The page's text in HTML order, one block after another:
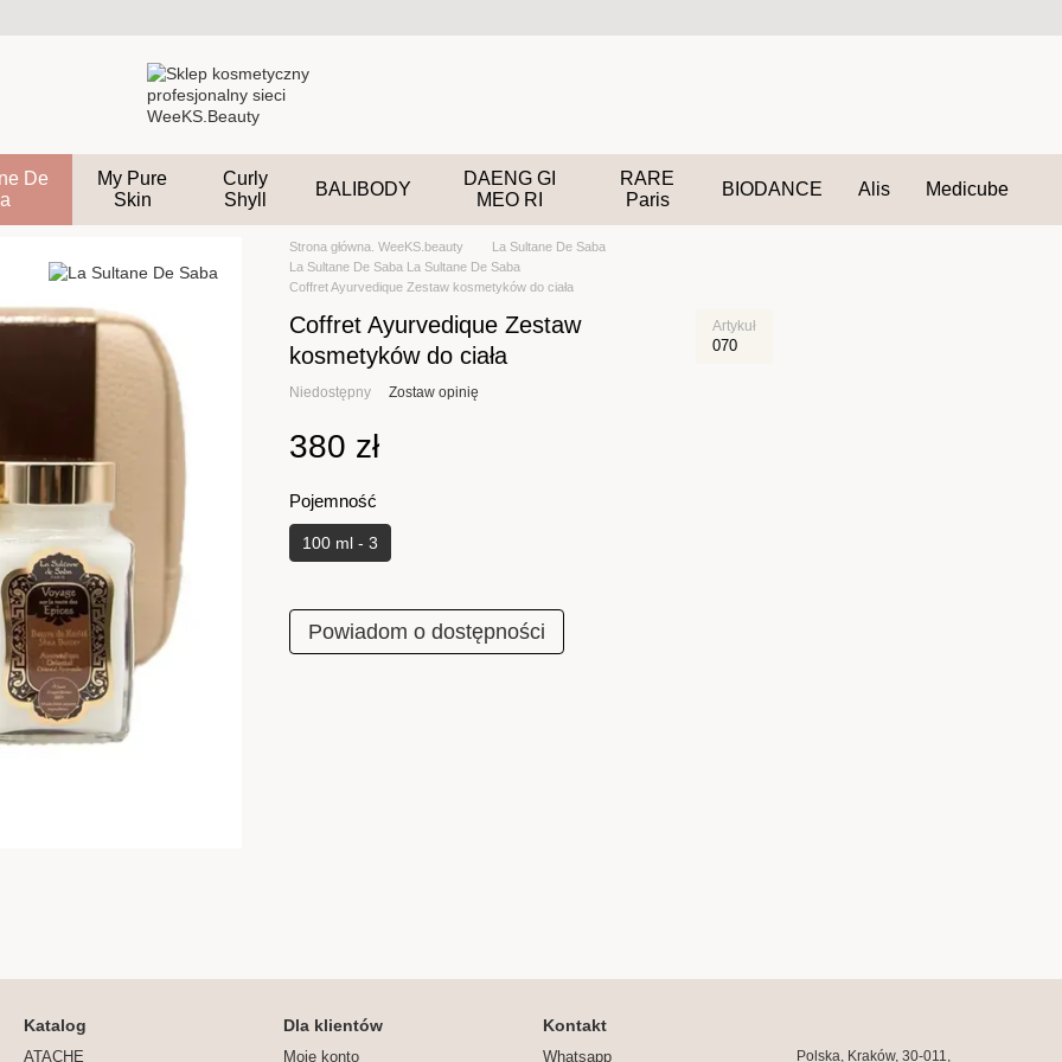
De
My Pure
Skin
Curly
Shyll
BALIBODY
DAENG GI
MEO RI
RARE
Paris
BIODANCE Alis Medicube
Strona główna. WeeKS.beauty
La Sultane De Saba
La Sultane De Saba La Sultane De Saba
Coffret Ayurvedique Zestaw kosmetyków do ciała
Coffret Ayurvedique Zestaw
kosmetyków do ciała
Artykuł
070
Niedostępny Zostaw opinię
380 zł
Pojemność
100 ml - 3
Powiadom o dostępności
Katalog
ATACHE
Dla klientów
Moje konto
Kontakt
Whatsapp Polska, Kraków, 30-011,